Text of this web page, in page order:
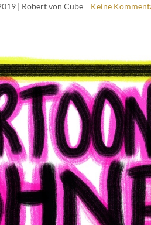
| Robert von Cube Keine